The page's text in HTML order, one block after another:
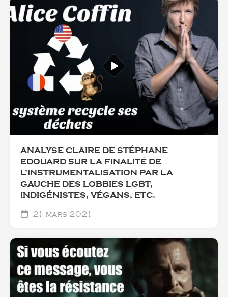
ANALYSE CLAIRE DE STÉPHANE
EDOUARD SUR LA FINALITÉ DE
L’INSTRUMENTALISATION PAR LA
GAUCHE DES LOBBIES LGBT,
INDIGÉNISTES, VÉGANS, ETC.
21 mars 2021